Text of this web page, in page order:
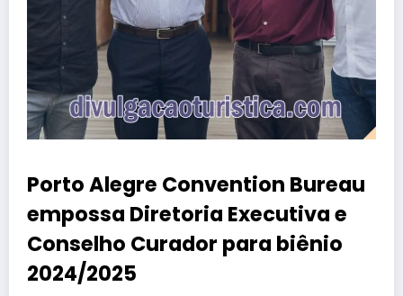
Porto Alegre Convention Bureau
empossa Diretoria Executiva e
Conselho Curador para biênio
2024/2025